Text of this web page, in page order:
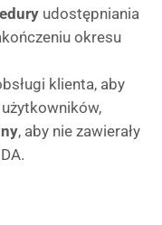
udostępniania
okresu
klienta, aby
, aby nie zawierały